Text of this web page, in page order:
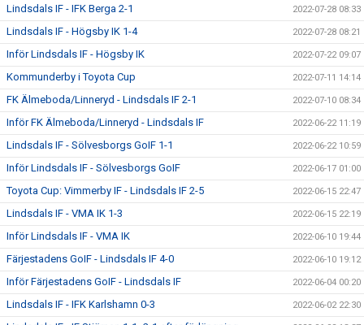
Lindsdals IF - IFK Berga 2-1 2022-07-28 08:33
Lindsdals IF - Högsby IK 1-4 2022-07-28 08:21
Inför Lindsdals IF - Högsby IK 2022-07-22 09:07
Kommunderby i Toyota Cup 2022-07-11 14:14
FK Älmeboda/Linneryd - Lindsdals IF 2-1 2022-07-10 08:34
Inför FK Älmeboda/Linneryd - Lindsdals IF 2022-06-22 11:19
Lindsdals IF - Sölvesborgs GoIF 1-1 2022-06-22 10:59
Inför Lindsdals IF - Sölvesborgs GoIF 2022-06-17 01:00
Toyota Cup: Vimmerby IF - Lindsdals IF 2-5 2022-06-15 22:47
Lindsdals IF - VMA IK 1-3 2022-06-15 22:19
Inför Lindsdals IF - VMA IK 2022-06-10 19:44
Färjestadens GoIF - Lindsdals IF 4-0 2022-06-10 19:12
Inför Färjestadens GoIF - Lindsdals IF 2022-06-04 00:20
Lindsdals IF - IFK Karlshamn 0-3 2022-06-02 22:30